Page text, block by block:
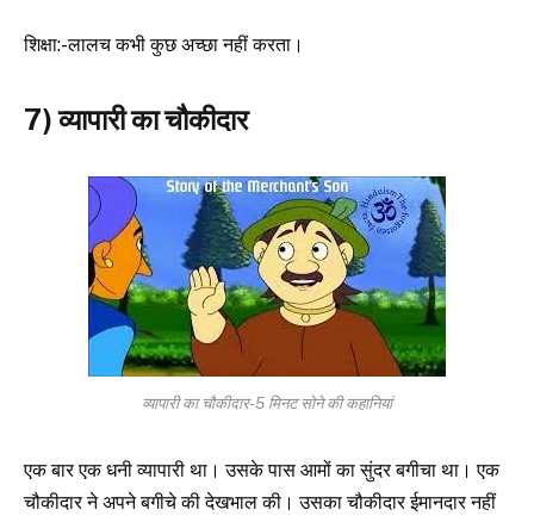
शिक्षा:-लालच कभी कुछ अच्छा नहीं करता।
7) व्यापारी का चौकीदार
व्यापारी का चौकीदार-5 मिनट सोने की कहानियां
एक बार एक धनी व्यापारी था। उसके पास आमों का सुंदर बगीचा था। एक
चौकीदार ने अपने बगीचे की देखभाल की। उसका चौकीदार ईमानदार नहीं